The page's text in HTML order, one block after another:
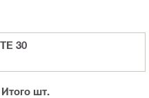
30
Итого шт.